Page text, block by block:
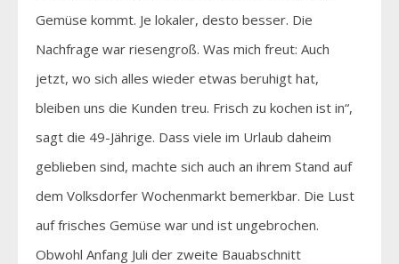
Gemüse kommt. Je lokaler, desto besser. Die
Nachfrage war riesengroß. Was mich freut: Auch
jetzt, wo sich alles wieder etwas beruhigt hat,
bleiben uns die Kunden treu. Frisch zu kochen ist in“,
sagt die 49-Jährige. Dass viele im Urlaub daheim
geblieben sind, machte sich auch an ihrem Stand auf
dem Volksdorfer Wochenmarkt bemerkbar. Die Lust
auf frisches Gemüse war und ist ungebrochen.
Obwohl Anfang Juli der zweite Bauabschnitt